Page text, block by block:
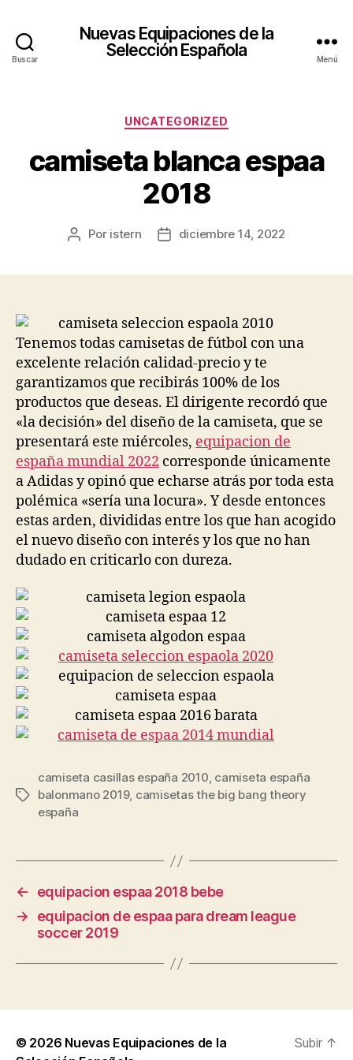
Buscar
Nuevas Equipaciones de la
Selección Española
Menú
Categorías
UNCATEGORIZED
camiseta blanca espaa
2018
Autor
Por istern
Fechadiciembre 14, 2022
Tenemos todas camisetas de fútbol con una
excelente relación calidad-precio y te
garantizamos que recibirás 100% de los
productos que deseas. El dirigente recordó que
«la decisión» del diseño de la camiseta, que se
presentará este miércoles, equipacion de
españa mundial 2022 corresponde únicamente
a Adidas y opinó que echarse atrás por toda esta
polémica «sería una locura». Y desde entonces
estas arden, divididas entre los que han acogido
el nuevo diseño con interés y los que no han
dudado en criticarlo con dureza.
Etiquetas
camiseta casillas españa 2010, camiseta españa
balonmano 2019, camisetas the big bang theory
españa
←
equipacion espaa 2018 bebe
→
equipacion de espaa para dream league
soccer 2019
© 2026 Nuevas Equipaciones de la
Subir ↑